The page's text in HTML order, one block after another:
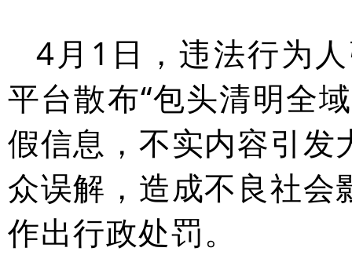
4月1日，违法行为
平台散布“包头清明全
假信息，不实内容引发
众误解，造成不良社
作出行政处罚。